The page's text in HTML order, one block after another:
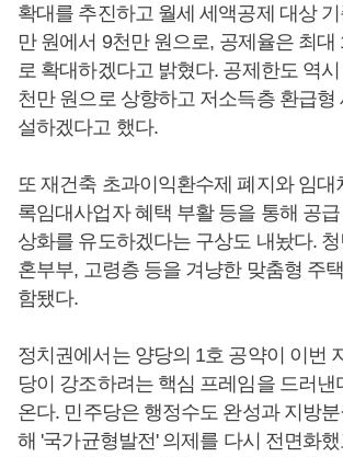
확대를 추진하고 월세 세액공제 대상
만 원에서 9천만 원으로, 공제율은 최대
로 확대하겠다고 밝혔다. 공제한도 역
천만 원으로 상향하고 저소득층 환급형
설하겠다고 했다.
또 재건축 초과이익환수제 폐지와 임대
록임대사업자 혜택 부활 등을 통해 공
상화를 유도하겠다는 구상도 내놨다. 청
혼부부, 고령층 등을 겨냥한 맞춤형 주
함됐다.
정치권에서는 양당의 1호 공약이 이번
당이 강조하려는 핵심 프레임을 드러낸
온다. 민주당은 행정수도 완성과 지방
해 '국가균형발전' 의제를 다시 전면화